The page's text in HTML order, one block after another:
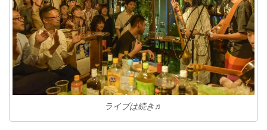
ライブは続き♬